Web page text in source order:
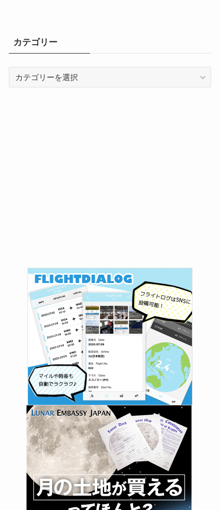
カテゴリー